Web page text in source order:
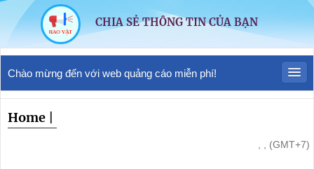
CHIA SẺ THÔNG TIN CỦA BẠN
Chào mừng đến với web quảng cáo miễn phí!
Home
, , (GMT+7)